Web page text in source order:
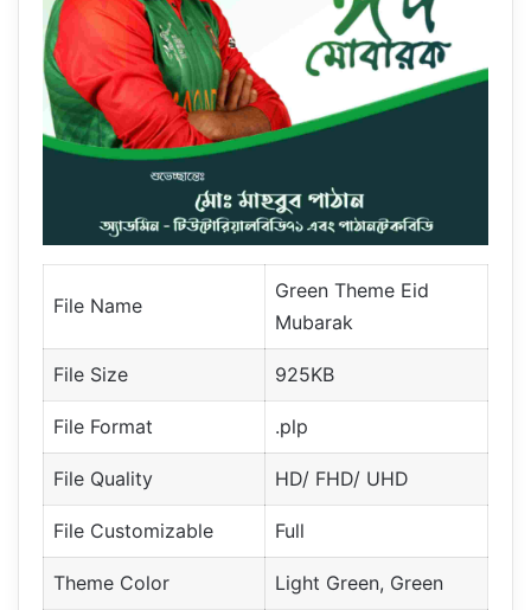
File Name
Green Theme Eid
Mubarak
File Size 925KB
File Format .plp
File Quality HD/ FHD/ UHD
File Customizable Full
Theme Color Light Green, Green